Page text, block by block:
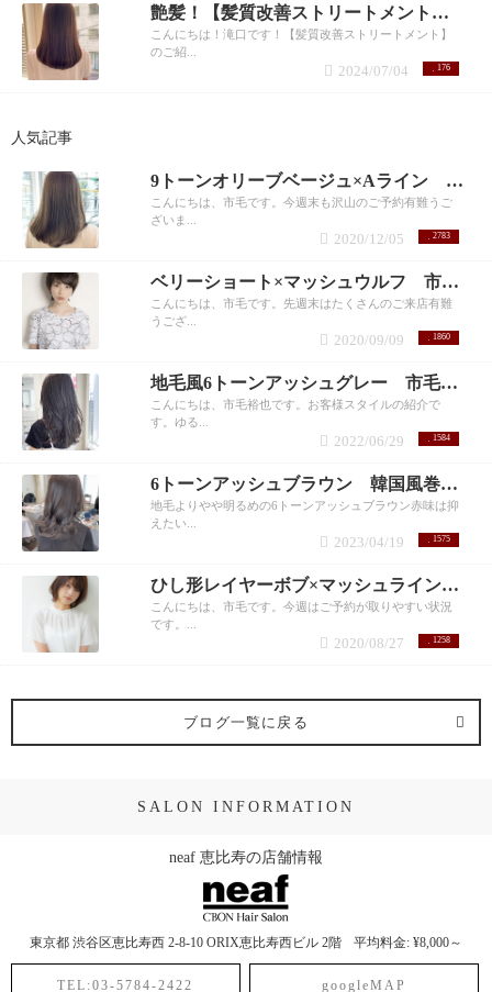
艶髪！【髪質改善ストリートメント】 滝口和城
こんにちは！滝口です！【髪質改善ストリートメント】
のご紹...
176
2024/07/04
人気記事
9トーンオリーブベージュ×Aライン 市毛裕也
こんにちは、市毛です。今週末も沢山のご予約有難うご
ざいま...
2783
2020/12/05
ベリーショート×マッシュウルフ 市毛裕也
こんにちは、市毛です。先週末はたくさんのご来店有難
うござ...
1860
2020/09/09
地毛風6トーンアッシュグレー 市毛裕也
こんにちは、市毛裕也です。お客様スタイルの紹介で
す。ゆる...
1584
2022/06/29
6トーンアッシュブラウン 韓国風巻き髪 市毛
地毛よりやや明るめの6トーンアッシュブラウン赤味は抑
えたい...
1575
2023/04/19
ひし形レイヤーボブ×マッシュライン 市毛裕也
こんにちは、市毛です。今週はご予約が取りやすい状況
です。...
1258
2020/08/27
ブログ一覧に戻る
SALON INFORMATION
neaf 恵比寿の店舗情報
東京都 渋谷区恵比寿西 2-8-10 ORIX恵比寿西ビル 2階 平均料金: ¥8,000～
TEL:03-5784-2422 googleMAP